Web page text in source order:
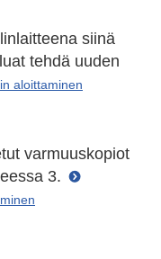
siinä
tehdä uuden
aloittaminen
varmuuskopiot
3.